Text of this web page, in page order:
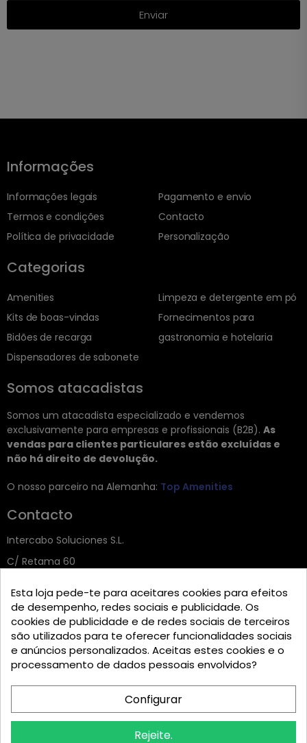
Enviar
Informações
Informações legais
Termos e condições
Política de privacidade
Pagamento e envio
Contacto
Personalização
Categorias
Amenities
Kits de boas-vindas
Bidões de recarga
Dispensadores de sabonete
Limpeza e detergente em pó
Fornecimentos para
gastronomia e hotelaria
Somos atacadistas
Somos um atacadista especializado e vendemos
exclusivamente para empresas e profissionais (B2B). As
vendas para clientes particulares estão excluídas e
não há direito de devolução.
O nosso parceiro na Alemanha: Top Amenities
Contacto
Intercabo Soluciones S.L.
C/ Retama 60
Tel: +34 644 902 406
info@bio-amenities.com
Español
Français
Italiano
Esta loja pede-te para aceitares cookies para efeitos
de desempenho, redes sociais e publicidade. Os
cookies de publicidade e de redes sociais de terceiros
são utilizados para te oferecer funcionalidades sociais
e anúncios personalizados. Aceitas estes cookies e o
processamento de dados pessoais envolvidos?
Configurar
Rejeite.